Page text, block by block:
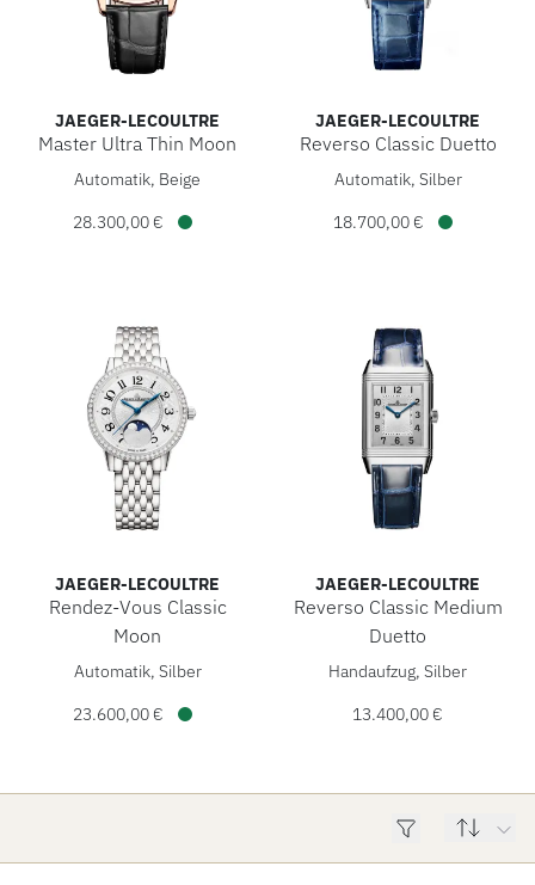
ROLEX CERTIFIED PRE-OWNED
LUXURY DEALS
ACCESSOIRES
JAEGER-LECOULTRE
Master Ultra Thin Moon
Jaeger-LeCoultre Master Ultra Thin Moon,
Automatik, Beige
28.300,00 €
JAEGER-LECOULTRE
Reverso Classic Duetto
Jaeger-
Automatik, Silber
18.700,00 €
JAEGER-LECOULTRE
Rendez-Vous Classic
Moon
Jaeger-LeCoultre Rendez-Vous Classic
Automatik, Silber
23.600,00 €
JAEGER-LECOULTRE
Reverso Classic Medium
Duetto
Jaeger-
Handaufzug, Silber
13.400,00 €